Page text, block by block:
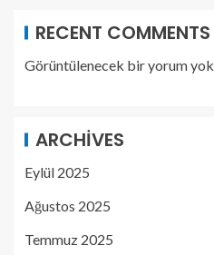
RECENT COMMENTS
Görüntülenecek bir yorum yok.
ARCHIVES
Eylül 2025
Ağustos 2025
Temmuz 2025